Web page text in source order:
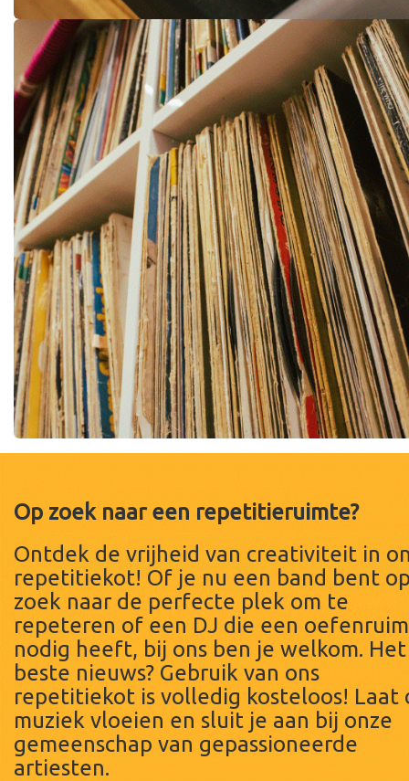
Op zoek naar een repetitieruimte?
Ontdek de vrijheid van creativiteit in
repetitiekot! Of je nu een band bent
zoek naar de perfecte plek om te
repeteren of een DJ die een
nodig heeft, bij ons ben je welkom. Het
beste nieuws? Gebruik van ons
repetitiekot is volledig kosteloos! Laat
muziek vloeien en sluit je aan bij onze
gemeenschap van gepassioneerde
artiesten.